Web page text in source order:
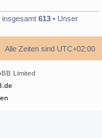
insgesamt 613 • Unser
Alle Zeiten sind UTC+02:00
Limited